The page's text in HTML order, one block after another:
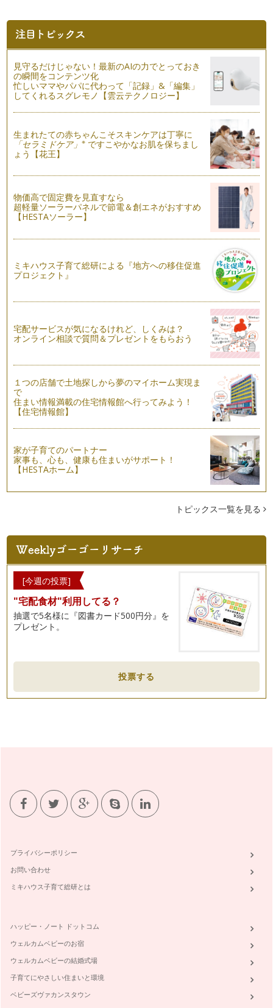
災害時の備え、どうしていますか。東日本大震災以降、防災意
識が高くなったご家庭も多いかと思い…
廃棄率ゼロパーセントのかつおぶし
お料理の下準備のとき、野菜くずなど、何かしらゴミ箱へ行っ
てしまうことが多いような気がするこ…
幼児食になったらおだし生活を親子で実践してみよう
味は「うま味」・「塩味」・「甘味」・「酸味」・「苦味」の
五味が基本とされています。味は人間…
世界で一番堅い食品「かつおぶし」のヒミツ
「かつおぶし」というと、薄くてフワフワ、花びらのようなも
のを思い浮かべる方も多いかもしれま…
妊娠期からのおだし生活のススメ
健康に問題がない20代、30代は自分自身の食生活を顧みる機
毎日のティータイムに♪簡単本格的なおだしの取り方、取り入
れ方
赤ちゃんとの離乳食をきっかけに、おだしを意識して食事に取
生後５，６ヵ月になると離乳に向けての第一歩、離乳食がはじ
まります。おかゆや野菜そのものをト…
見守るだけじゃない！最新のAIの力でとっておき
の瞬間をコンテンツ化
忙しいママやパパに代わって「記録」&「編集」
してくれるスグレモノ【雲云テクノロジー】
生まれたての赤ちゃんこそスキンケアは丁寧に
「セラミドケア」※ ですこやかなお肌を保ちまし
ょう【花王】
物価高で固定費を見直すなら
超軽量ソーラーパネルで節電＆創エネがおすすめ
【HESTAソーラー】
ミキハウス子育て総研による『地方への移住促進
プロジェクト』
宅配サービスが気になるけれど、しくみは？
オンライン相談で質問＆プレゼントをもらおう
１つの店舗で土地探しから夢のマイホーム実現ま
で
住まい情報満載の住宅情報館へ行ってみよう！
【住宅情報館】
家が子育てのパートナー
家事も、心も、健康も住まいがサポート！
【HESTAホーム】
トピックス一覧を見る
[今週の投票]
"宅配食材"利用してる？
抽選で5名様に『図書カード500円分』を
プレゼント。
投票する
プライバシーポリシー
お問い合わせ
ミキハウス子育て総研とは
ハッピー・ノート ドットコム
ウェルカムベビーのお宿
ウェルカムベビーの結婚式場
子育てにやさしい住まいと環境
ベビーズヴァカンスタウン